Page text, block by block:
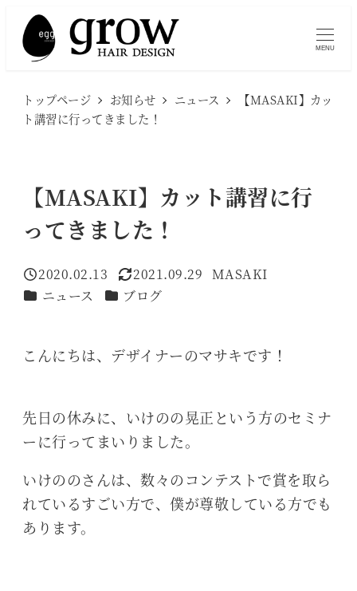
MENU
トップページ お知らせ ニュース
【MASAKI】カッ
ト講習に行ってきました！
【MASAKI】カット講習に行
ってきました！
投稿日
2020.02.13
更新日
2021.09.29
著
MASAKI
カテゴリー
ニュース カテゴリー
ブログ
こんにちは、デザイナーのマサキです！
先日の休みに、いけのの晃正という方のセミナ
ーに行ってまいりました。
いけののさんは、数々のコンテストで賞を取ら
れているすごい方で、僕が尊敬している方でも
あります。